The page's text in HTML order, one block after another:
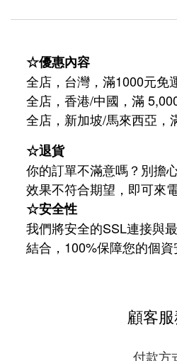
☆優惠內容
全店，台灣，滿1000元免
全店，香港/中國，滿
全店，新加坡/馬來西亞，
☆退貨
你的訂單不滿意嗎？別擔
效果不符合期望，即可來
☆安全性
我們將安全的SSL連接與
結合，100%保障您的個資
顧客
付款方